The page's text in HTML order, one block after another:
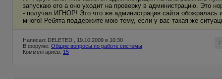
запускаю его а оно уходит на проверку в администрацию. Это
- получал ИГНОР! Это что же администрация сайта обожралась
много! Ребята поддержите мою тему, если у вас такая же
Написал: DELETED , 19.10.2009 в 10:30
В форуме: Общие вопросы по работе системы
Комментариев: 15